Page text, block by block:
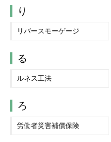
り
リバースモーゲージ
る
ルネス工法
ろ
労働者災害補償保険